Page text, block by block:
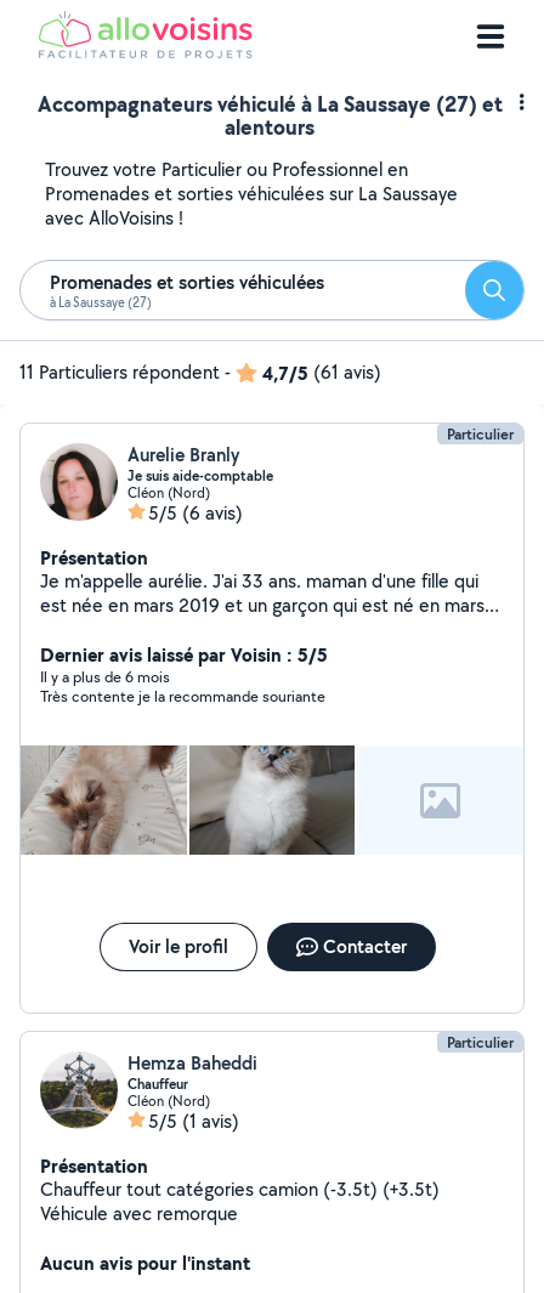
Accompagnateurs véhiculé à La Saussaye (27) et
alentours
Trouvez votre Particulier ou Professionnel en
Promenades et sorties véhiculées sur La Saussaye
avec AlloVoisins !
Promenades et sorties véhiculées
à La Saussaye (27)
11 Particuliers répondent- 4,7/5 (61 avis)
Particulier
Aurelie Branly
Je suis aide-comptable
Cléon (Nord)
5/5 (6 avis)
Présentation
Je m'appelle aurélie. J'ai 33 ans. maman d'une fille qui
est née en mars 2019 et un garçon qui est né en mars
chien ) ou promener vos loulous. Je suis en
appartement avec balcon. Mais proposez des sorties en
forêt. - Faire vos courses ou bien vos accompagner faire
(Nouméa de 9 ans sacre de brimanie)
Dernier avis laissé par Voisin : 5/5
Il y a plus de 6 mois
Très contente je la recommande souriante
Voir le profil Contacter
Particulier
Hemza Baheddi
Chauffeur
Cléon (Nord)
5/5 (1 avis)
Présentation
Chauffeur tout catégories camion (-3.5t) (+3.5t)
Véhicule avec remorque
Aucun avis pour l'instant